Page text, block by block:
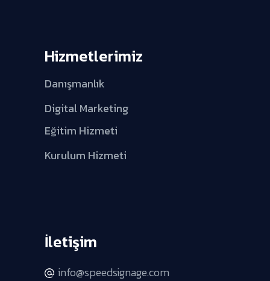
Hizmetlerimiz
Danışmanlık
Digital Marketing
Eğitim Hizmeti
Kurulum Hizmeti
İletişim
info@speedsignage.com